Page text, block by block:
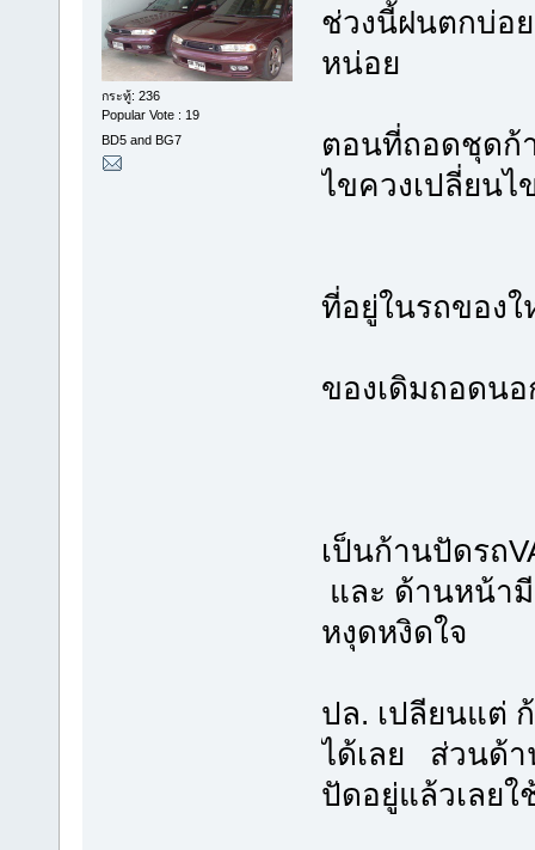
กระทู้: 236
Popular Vote : 19
BD5 and BG7
ช่วงนี้ฝนตกบ่อ
หน่อย
ตอนที่ถอดชุดก้
ไขควงเปลี่ยนไ
ที่อยู่ในรถของ
ของเดิมถอดน
เป็นก้านปัดรถ
และ ด้านหน้า
หงุดหงิดใจ
ปล. เปลียนแต่
ได้เลย ส่วนด้า
ปัดอยู่แล้วเลยใ